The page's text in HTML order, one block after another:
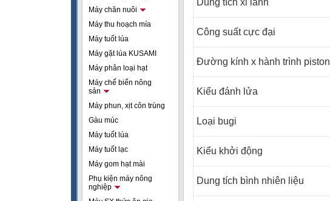
Máy chăn nuôi
Máy thu hoạch mía
Máy tuốt lúa
Máy gặt lúa KUSAMI
Máy phân loại hạt
Máy chế biến nông
sản
Máy phun, xịt côn trùng
Gàu múc
Máy tuốt lúa
Máy tuốt lạc
Máy gom hạt mài
Phụ kiện máy nông
nghiệp
Dung tích xi lanh
Công suất cực đại
Đường kính x hành trình piston
Kiểu đánh lửa
Loại bugi
Kiểu khởi động
Dung tích bình nhiên liệu